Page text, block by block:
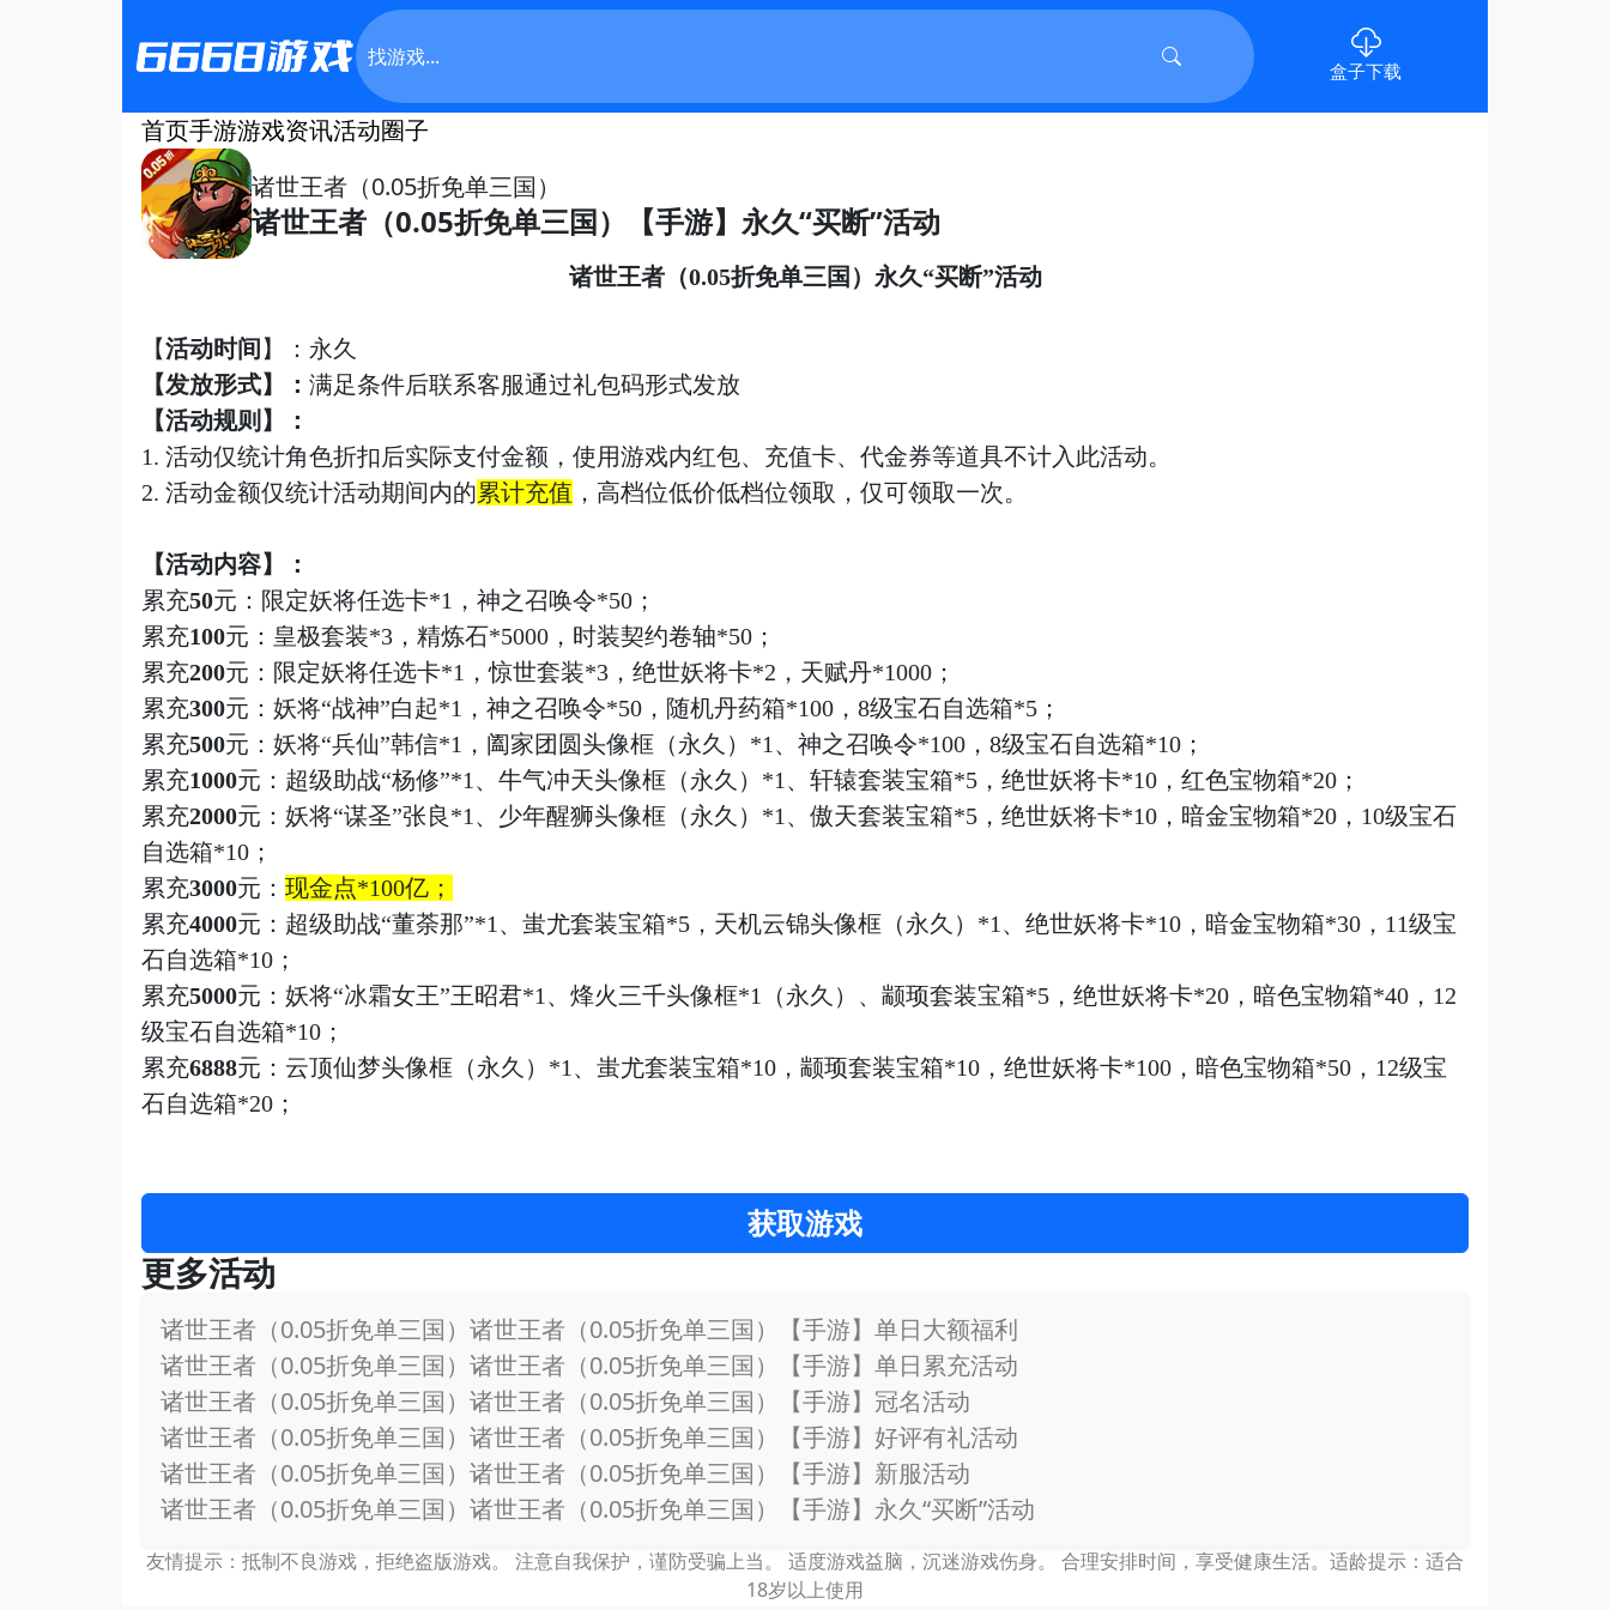
盒子下载
首页手游游戏资讯活动圈子
诸世王者（0.05折免单三国）
诸世王者（0.05折免单三国）【手游】永久“买断”活动
诸世王者（0.05折免单三国） 永久“买断”活动
【活动时间 】： 永久
【发放形式】： 满足条件后联系客服通过礼包码形式发放
【活动规则】：
1. 活动仅统计角色折扣后实际支付金额，使用游戏内红包、充值卡、代金券等道具不计入此活动。
2. 活动金额仅统计活动期间内的累计充值 ，高档位低价低档位领取，仅可领取一次。
【活动内容】：
累充50元：限定妖将任选卡*1，神之召唤令*50 ；
累充100元：皇极套装*3，精炼石*5000，时装契约卷轴*50 ；
累充200元：限定妖将任选卡*1，惊世套装*3，绝世妖将卡*2，天赋丹*1000 ；
累充300元：妖将“战神”白起*1，神之召唤令*50，随机丹药箱*100，8级宝石自选箱*5 ；
累充500元：妖将“兵仙”韩信*1，阖家团圆头像框（永久）*1、神之召唤令*100，8级宝石自选箱*10 ；
累充1000元：超级助战“杨修”*1、牛气冲天头像框（永久）*1、轩辕套装宝箱*5，绝世妖将卡*10，红色宝物箱*20 ；
累充2000元：妖将“谋圣”张良*1、少年醒狮头像框（永久）*1、傲天套装宝箱*5，绝世妖将卡*10，暗金宝物箱*20，10级宝石
自选箱*10 ；
累充3000元： 现金点*100亿 ；
累充4000元：超级助战“董荼那”*1、蚩尤套装宝箱*5，天机云锦头像框（永久）*1、绝世妖将卡*10，暗金宝物箱*30，11级宝
石自选箱*10 ；
累充5000元：妖将“冰霜女王”王昭君*1、烽火三千头像框*1（永久）、颛顼套装宝箱*5，绝世妖将卡*20，暗色宝物箱*40，12
级宝石自选箱*10 ；
累充6888元：云顶仙梦头像框（永久） *1、蚩尤套装宝箱*10，颛顼套装宝箱*10，绝世妖将卡*100，暗色宝物箱*50，12级宝
石自选箱*20 ；
获取游戏
更多活动
诸世王者（0.05折免单三国）诸世王者（0.05折免单三国）【手游】单日大额福利
诸世王者（0.05折免单三国）诸世王者（0.05折免单三国）【手游】单日累充活动
诸世王者（0.05折免单三国）诸世王者（0.05折免单三国）【手游】冠名活动
诸世王者（0.05折免单三国）诸世王者（0.05折免单三国）【手游】好评有礼活动
诸世王者（0.05折免单三国）诸世王者（0.05折免单三国）【手游】新服活动
诸世王者（0.05折免单三国）诸世王者（0.05折免单三国）【手游】永久“买断”活动
友情提示：抵制不良游戏，拒绝盗版游戏。 注意自我保护，谨防受骗上当。 适度游戏益脑，沉迷游戏伤身。 合理安排时间，享受健康生活。适龄提示：适合
18岁以上使用